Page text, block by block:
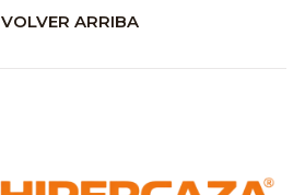
VOLVER ARRIBA